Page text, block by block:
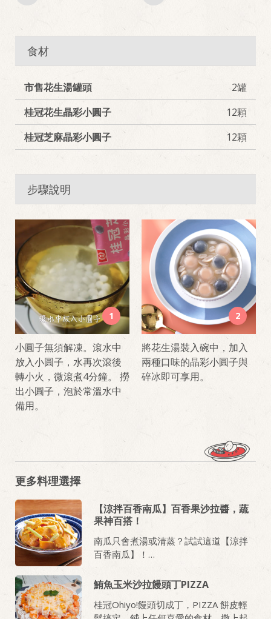
食材
市售花生湯罐頭
2罐
桂冠花生晶彩小圓子
12顆
桂冠芝麻晶彩小圓子
12顆
步驟說明
1
小圓子無須解凍。滾水中
放入小圓子，水再次滾後
轉小火，微滾煮4分鐘。 撈
出小圓子，泡於常溫水中
備用。
2
將花生湯裝入碗中，加入
兩種口味的晶彩小圓子與
碎冰即可享用。
更多料理選擇
【涼拌百香南瓜】百香果沙拉醬，蔬
果神百搭！
南瓜只會煮湯或清蒸？試試這道【涼拌
百香南瓜】！
利用桂冠沙拉滑順細緻的質地，完美結
合百香果的酸與南瓜的甜，讓口感從單
一風味昇華為豐富的果香層次，製作過
鮪魚玉米沙拉饅頭丁PIZZA
桂冠Ohiyo!饅頭切成丁，PIZZA 餅皮輕